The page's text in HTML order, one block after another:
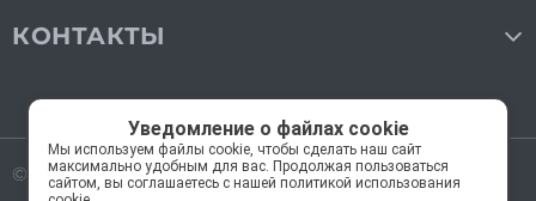
КОНТАКТЫ
© 2018—2026 Мос Люстры.Все права защищены
Уведомление о файлах cookie
Мы используем файлы cookie, чтобы сделать наш сайт
максимально удобным для вас. Продолжая пользоваться
сайтом, вы соглашаетесь с нашей политикой использования